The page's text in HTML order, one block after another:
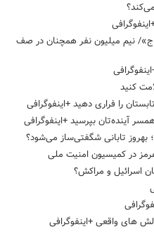
ازدواج»/ نیم میلیون نفر همچنان در صف
کنید
را فراری دهید +اینفوگرافی
در کمیسیون امنیت ملی
اسرائیل و مراکش؟
های واقعی +اینفوگرافی